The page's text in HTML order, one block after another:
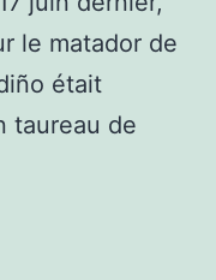
le matador de
était
taureau de